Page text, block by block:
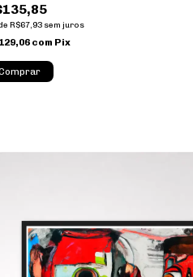
R$67,93 sem juros
com Pix